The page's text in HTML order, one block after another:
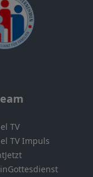
TV
TV Impuls